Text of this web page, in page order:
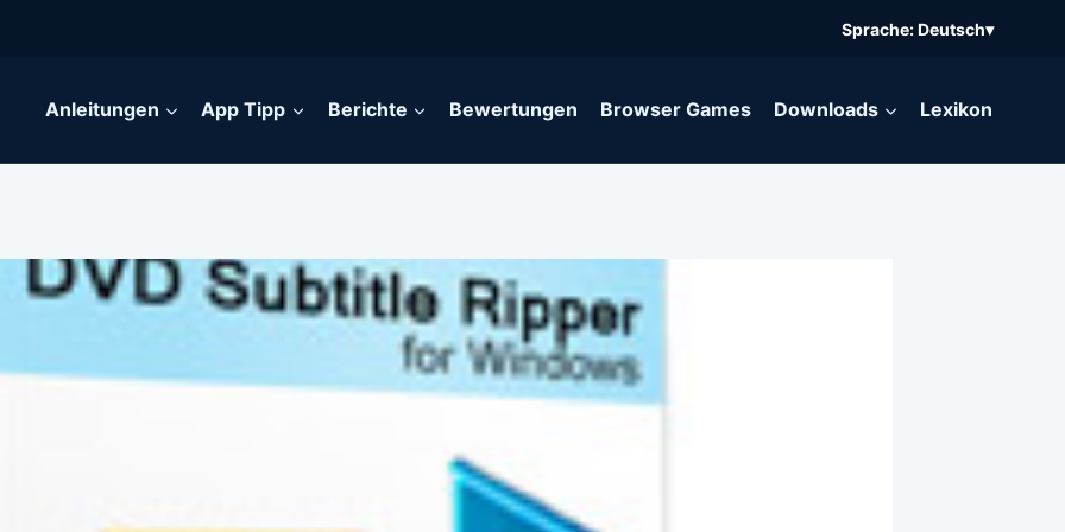
Sprache: Deutsch▾
Anleitungen App Tipp Berichte Bewertungen Browser Games Downloads Lexikon